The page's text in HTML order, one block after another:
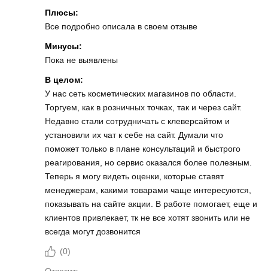
Плюсы:
Все подробно описала в своем отзыве
Минусы:
Пока не выявлены
В целом:
У нас сеть косметических магазинов по области.
Торгуем, как в розничных точках, так и через сайт.
Недавно стали сотрудничать с клеверсайтом и
установили их чат к себе на сайт. Думали что
поможет только в плане консультаций и быстрого
реагирования, но сервис оказался более полезным.
Теперь я могу видеть оценки, которые ставят
менеджерам, какими товарами чаще интересуются,
показывать на сайте акции. В работе помогает, еще и
клиентов привлекает, тк не все хотят звонить или не
всегда могут дозвонится
(0)